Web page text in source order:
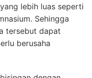
lebih luas seperti
Sehingga
tersebut dapat
berusaha